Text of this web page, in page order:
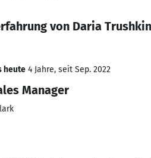
von Daria
heute 4 Jahre, seit Sep. 2022
Manager